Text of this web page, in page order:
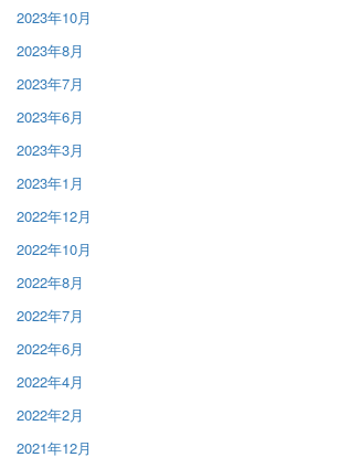
2023年10月
2023年8月
2023年7月
2023年6月
2023年3月
2023年1月
2022年12月
2022年10月
2022年8月
2022年7月
2022年6月
2022年4月
2022年2月
2021年12月